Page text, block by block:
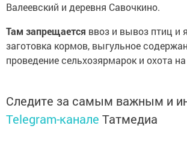
Валеевский и деревня Савочкино.
Там запрещается ввоз и вывоз птиц и
заготовка кормов, выгульное
проведение сельхозярмарок и охота
Следите за самым важным и
Telegram-канале Татмедиа